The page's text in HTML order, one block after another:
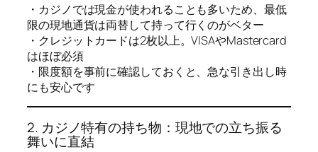
・カジノでは現金が使われることも多いため、最低
限の現地通貨は両替して持って行くのがベター
・クレジットカードは2枚以上。VISAやMastercard
はほぼ必須
・限度額を事前に確認しておくと、急な引き出し時
にも安心です
2. カジノ特有の持ち物：現地での立ち振る
舞いに直結